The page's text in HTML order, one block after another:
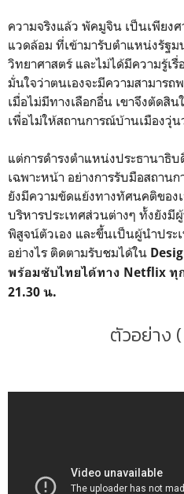
ความจริงแล้ว พัคมูจิน เป็นเพียง
แวดล้อม ที่เข้ามารับตำแหน่งรัฐ
วิทยาศาสตร์ และไม่ได้มีความรู้เรื่
มั่นใจว่าตนเองจะมีความสามาร
เมื่อไม่มีทางเลือกอื่น เขาจึงตัดสิ
เพื่อไม่ให้สถานการณ์บ้านเมืองวุ่
แต่การดำรงตำแหน่งประธานาธิบ
เฉพาะหน้า อย่างการรับมือสถาน
ยังมีความขัดแย้งทางทัศนคติของ
บริหารประเทศส่วนต่างๆ ทั้งยังมี
พิสูจน์ตัวเอง และขึ้นเป็นผู้นำประ
อย่างไร ติดตามรับชมได้ใน
พร้อมซับไทยได้ทาง Netflix ทุ
21.30 น.
ตัวอย่าง